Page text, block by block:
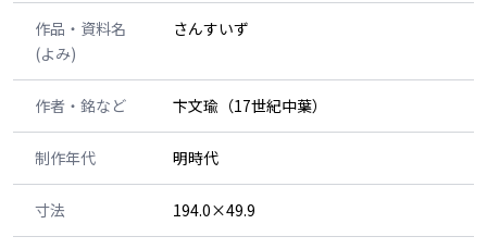
作品・資料名
(よみ)
さんすいず
作者・銘など 卞文瑜（17世紀中葉）
制作年代 明時代
寸法 194.0×49.9